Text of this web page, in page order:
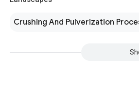
Crushing And Pulverization